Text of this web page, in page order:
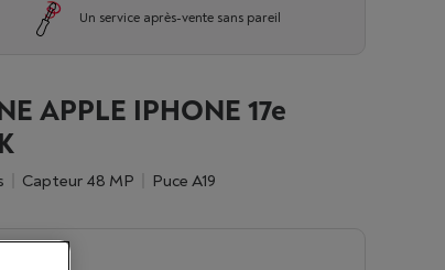
Un service après-vente sans pareil
APPLE IPHONE 17e
Capteur 48 MP Puce A19